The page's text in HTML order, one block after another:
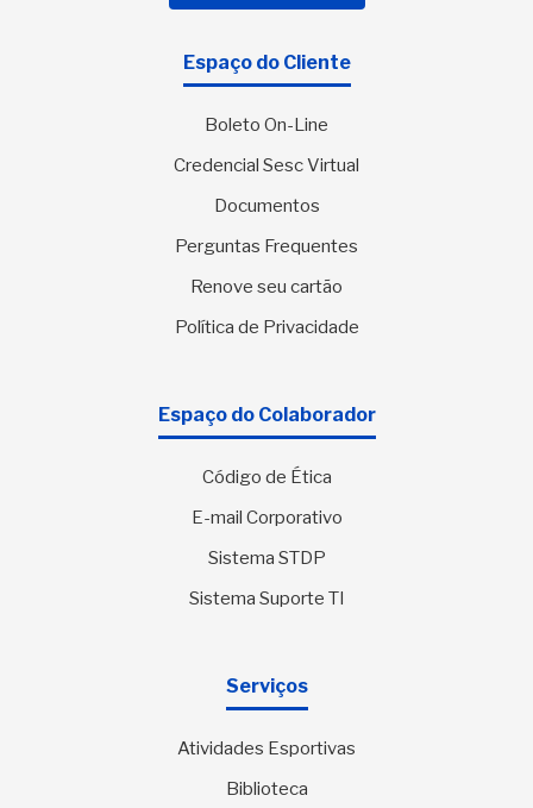
Espaço do Cliente
Boleto On-Line
Credencial Sesc Virtual
Documentos
Perguntas Frequentes
Renove seu cartão
Política de Privacidade
Espaço do Colaborador
Código de Ética
E-mail Corporativo
Sistema STDP
Sistema Suporte TI
Serviços
Atividades Esportivas
Biblioteca